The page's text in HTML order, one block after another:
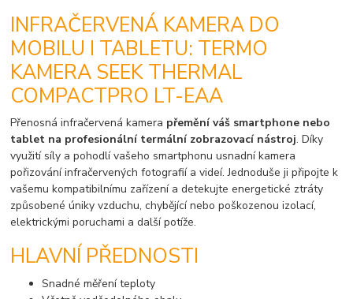
INFRAČERVENÁ KAMERA DO
MOBILU I TABLETU: TERMO
KAMERA SEEK THERMAL
COMPACTPRO LT-EAA
Přenosná infračervená kamera přemění váš smartphone nebo
tablet na profesionální termální zobrazovací nástroj. Díky
využití síly a pohodlí vašeho smartphonu usnadní kamera
pořizování infračervených fotografií a videí. Jednoduše ji připojte k
vašemu kompatibilnímu zařízení a detekujte energetické ztráty
způsobené úniky vzduchu, chybějící nebo poškozenou izolací,
elektrickými poruchami a další potíže.
HLAVNÍ PŘEDNOSTI
Snadné měření teploty